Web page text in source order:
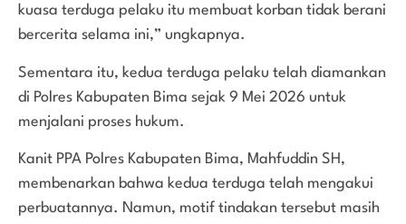
kuasa terduga pelaku itu membuat korban tidak berani
bercerita selama ini,” ungkapnya.
Sementara itu, kedua terduga pelaku telah diamankan
di Polres Kabupaten Bima sejak 9 Mei 2026 untuk
menjalani proses hukum.
Kanit PPA Polres Kabupaten Bima, Mahfuddin SH,
membenarkan bahwa kedua terduga telah mengakui
perbuatannya. Namun, motif tindakan tersebut masih